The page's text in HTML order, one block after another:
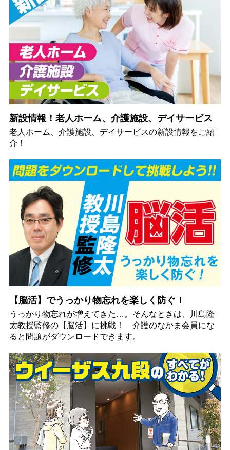
新設情報！老人ホーム、介護施設、デイサービス
老人ホーム、介護施設、デイサービスの新設情報をご紹
介！
【脳活】でうっかり物忘れを楽しく防ぐ！
うっかり物忘れが増えてきた…。そんなときは、川島隆
太教授監修の【脳活】に挑戦！ 介護のなかま会員にな
ると問題がダウンロードできます。